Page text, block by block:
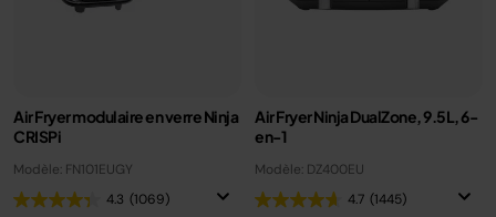
Air Fryer modulaire en verre Ninja
CRISPi
Modèle: FN101EUGY
4.3 (1069)
Air Fryer Ninja DualZone, 9.5L, 6-
en-1
Modèle: DZ400EU
4.7 (1445)